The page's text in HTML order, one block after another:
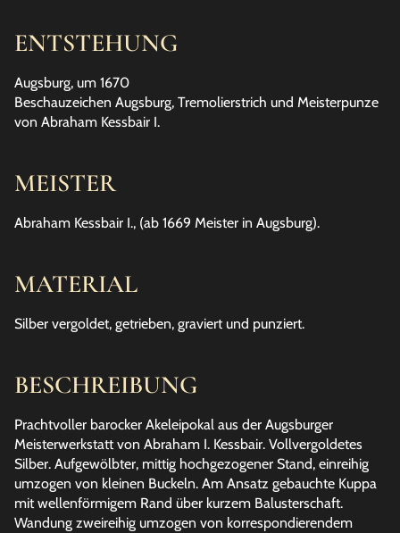
ENTSTEHUNG
Augsburg, um 1670
Beschauzeichen Augsburg, Tremolierstrich und Meisterpunze
von Abraham Kessbair I.
MEISTER
Abraham Kessbair I., (ab 1669 Meister in Augsburg).
MATERIAL
Silber vergoldet, getrieben, graviert und punziert.
BESCHREIBUNG
Prachtvoller barocker Akeleipokal aus der Augsburger
Meisterwerkstatt von Abraham I. Kessbair. Vollvergoldetes
Silber. Aufgewölbter, mittig hochgezogener Stand, einreihig
umzogen von kleinen Buckeln. Am Ansatz gebauchte Kuppa
mit wellenförmigem Rand über kurzem Balusterschaft.
Wandung zweireihig umzogen von korrespondierendem